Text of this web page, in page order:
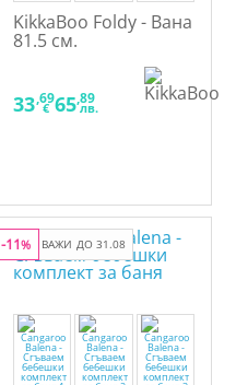
KikkaBoo Foldy - Вана
81.5 см.
33,69
€ 65,89
лв.
ВАЖИ ДО 31.08
-11%